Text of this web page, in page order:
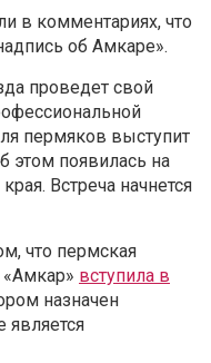
в комментариях, что
об Амкаре».
проведет свой
пермяков выступит
этом появилась на
Встреча начнется
что пермская
вступила в
назначен